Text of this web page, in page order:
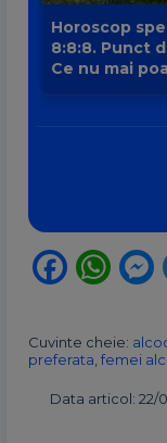
Horoscop
8:8:8. Punct
Ce nu mai
Cuvinte cheie:
preferata femei
Data articol: 22/